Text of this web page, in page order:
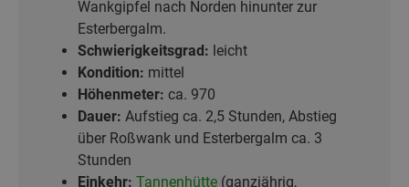
Wankgipfel nach Norden hinunter zur
Esterbergalm.
Schwierigkeitsgrad: leicht
Kondition: mittel
Höhenmeter: ca. 970
Dauer: Aufstieg ca. 2,5 Stunden, Abstieg
über Roßwank und Esterbergalm ca. 3
Stunden
Einkehr: Tannenhütte (ganzjährig,